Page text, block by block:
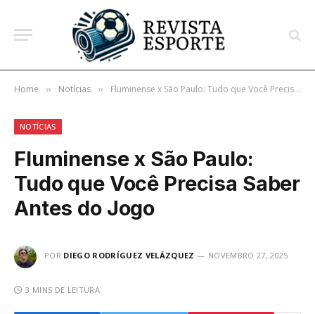
Home » Notícias » Fluminense x São Paulo: Tudo que Você Precisa Saber Antes do Jogo
NOTÍCIAS
Fluminense x São Paulo:
Tudo que Você Precisa Saber
Antes do Jogo
POR DIEGO RODRÍGUEZ VELÁZQUEZ NOVEMBRO 27, 2025
3 MINS DE LEITURA